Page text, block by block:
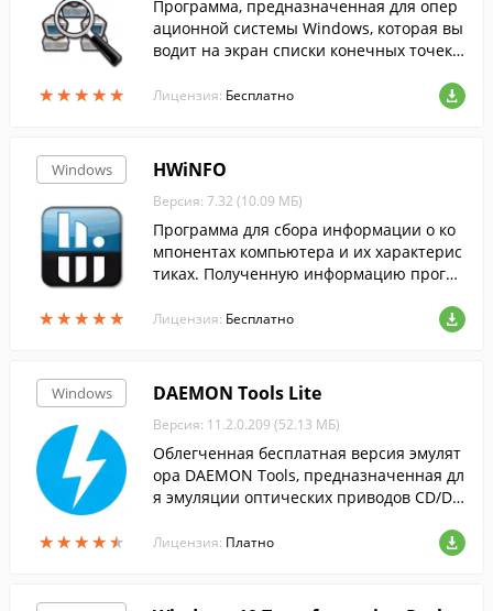
★★★★★
★★★★★
Программа, предназначенная для опер
ационной системы Windows, которая вы
водит на экран списки конечных точек в
й по протоколам TCP и UDP с подробны
Лицензия: Бесплатно
Windows
★★★★★
★★★★★
HWiNFO
Версия: 7.32 (10.09 МБ)
Программа для сбора информации о ко
мпонентах компьютера и их характерис
тиках. Полученную информацию програ
ML и HTML.
Лицензия: Бесплатно
Windows
★★★★★
★★★★★
DAEMON Tools Lite
Версия: 11.2.0.209 (52.13 МБ)
Облегченная бесплатная версия эмулят
ора DAEMON Tools, предназначенная дл
я эмуляции оптических приводов CD/DV
Лицензия: Платно